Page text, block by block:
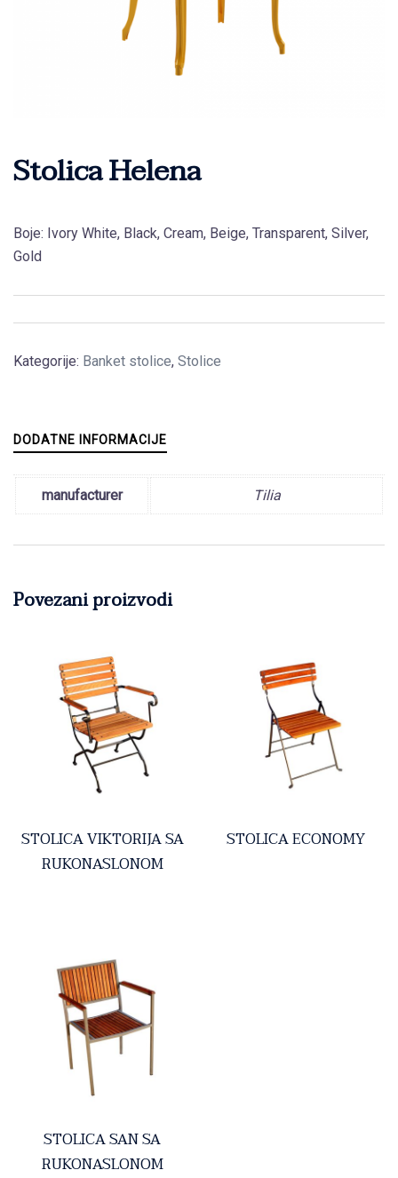
Stolica Helena
Boje: Ivory White, Black, Cream, Beige, Transparent, Silver,
Gold
Kategorije: Banket stolice, Stolice
DODATNE INFORMACIJE
manufacturer Tilia
Povezani proizvodi
STOLICA VIKTORIJA SA
RUKONASLONOM
STOLICA ECONOMY
STOLICA SAN SA
RUKONASLONOM